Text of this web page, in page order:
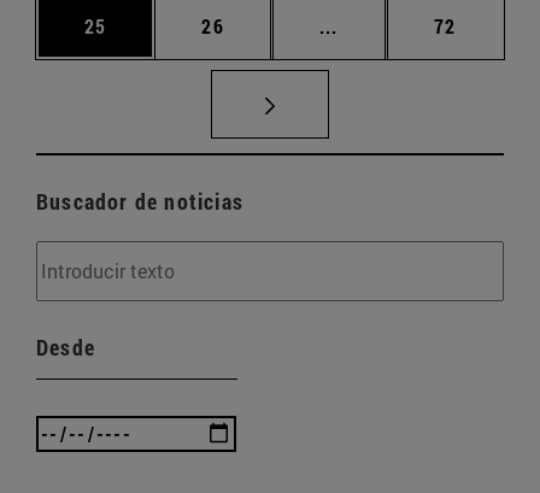
Página
25 Página
26 ... Páginas intermedias
Página
72
Buscador de noticias
Desde